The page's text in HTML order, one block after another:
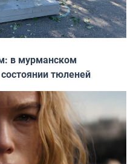
в мурманском
тюленей